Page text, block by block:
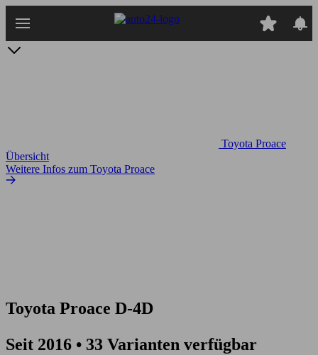
Hauptinhalt
Toyota Proace
Übersicht
Weitere Infos zum Toyota Proace
Toyota Proace D-4D
Seit 2016 • 33 Varianten verfügbar